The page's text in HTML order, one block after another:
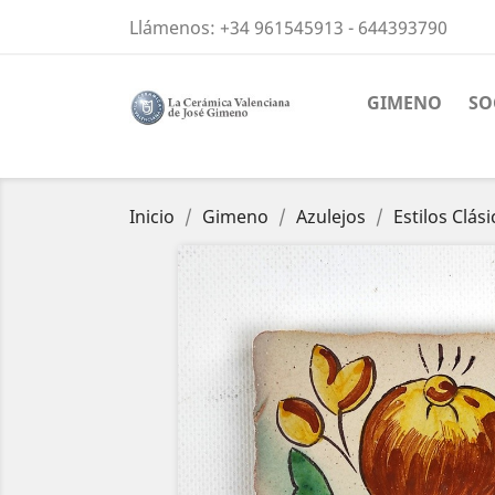
Llámenos: +34 961545913 - 644393790
GIMENO
Inicio Gimeno Azulejos Estilos